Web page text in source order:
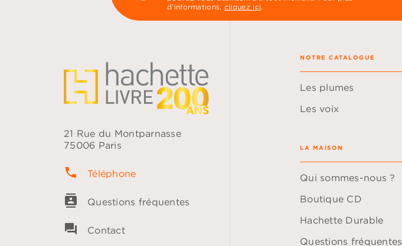
d’informations, cliquez ici.
21 Rue du Montparnasse
75006 Paris
phone Téléphone
contacts Questions fréquentes
question_answer Contact
NOTRE CATALOGUE
Les plumes
Les voix
LA MAISON
Qui sommes-nous ?
Boutique CD
Hachette Durable
Questions fréquentes